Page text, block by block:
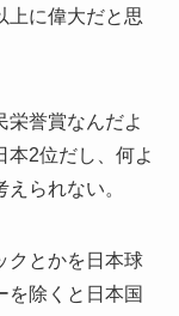
上に偉大だと思
栄誉賞なんだよ
本2位だし、何よ
られない。
クとかを日本球
を除くと日本国